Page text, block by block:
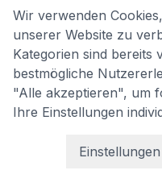
Wir verwenden
unserer Website zu
Kategorien sind bereits
bestmögliche
"Alle akzeptieren", um
Ihre Einstellungen